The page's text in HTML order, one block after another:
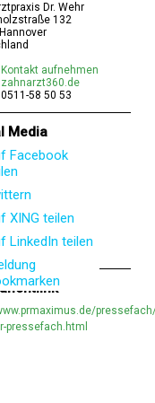
Dr. Wehr
132
Kontakt aufnehmen
zahnarzt360.de
0511-58 50 53
Media
Facebook
XING teilen
LinkedIn teilen
pressefach.html